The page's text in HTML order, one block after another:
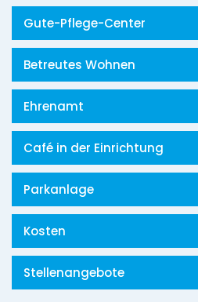
Gute-Pflege-Center
Betreutes Wohnen
Ehrenamt
Café in der Einrichtung
Parkanlage
Kosten
Stellenangebote